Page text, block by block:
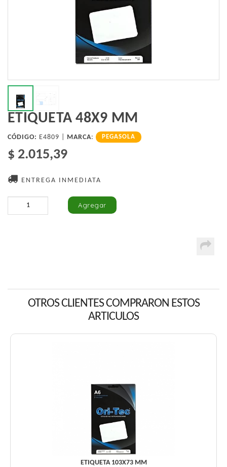
ETIQUETA 48X9 MM
CÓDIGO: E4809 | MARCA: PEGASOLA
$ 2.015,39
ENTREGA INMEDIATA
OTROS CLIENTES COMPRARON ESTOS
ARTICULOS
ETIQUETA 103X73 MM